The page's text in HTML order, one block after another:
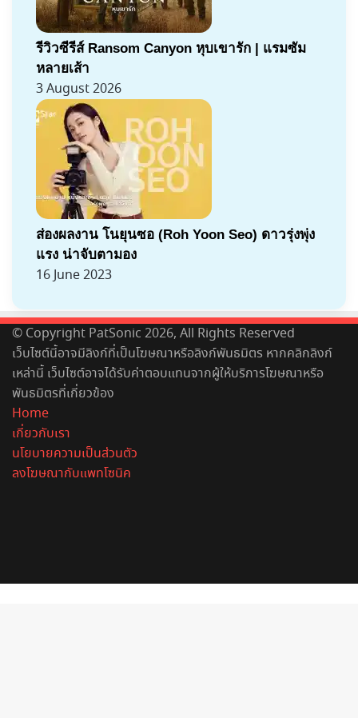
รีวิวซีรีส์ Ransom Canyon หุบเขารัก | แรมซัม
หลายเส้า
3 August 2026
ส่องผลงาน โนยุนซอ (Roh Yoon Seo) ดาวรุ่งพุ่ง
แรง น่าจับตามอง
16 June 2023
© Copyright PatSonic 2026, All Rights Reserved
เว็บไซต์นี้อาจมีลิงก์ที่เป็นโฆษณาหรือลิงก์พันธมิตร หากคลิกลิงก์
เหล่านี้ เว็บไซต์อาจได้รับค่าตอบแทนจากผู้ให้บริการโฆษณาหรือ
พันธมิตรที่เกี่ยวข้อง
Home
เกี่ยวกับเรา
นโยบายความเป็นส่วนตัว
ลงโฆษณากับแพทโซนิค